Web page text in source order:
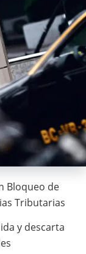
Bloqueo de
Tributarias
y descarta